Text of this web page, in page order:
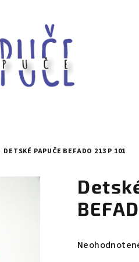
DETSKÉ PAPUČE BEFADO 213 P 101
Priemerné